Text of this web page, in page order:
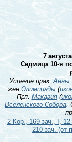
7
Седмица 10-я
Успение прав.Анны
жен Олимпиады (
Прп.Макария(
Вселенского Собора.
2 Кор., 169 зач., I,
210 зач. (от